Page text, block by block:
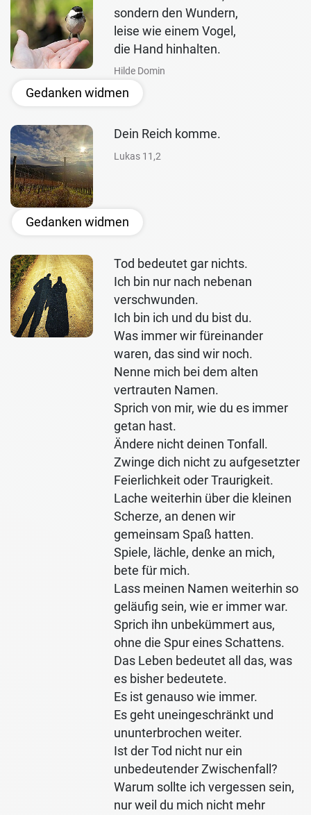
sondern den Wundern,
leise wie einem Vogel,
die Hand hinhalten.
Hilde Domin
Gedanken widmen
Dein Reich komme.
Lukas 11,2
Gedanken widmen
Tod bedeutet gar nichts.
Ich bin nur nach nebenan
verschwunden.
Ich bin ich und du bist du.
Was immer wir füreinander
waren, das sind wir noch.
Nenne mich bei dem alten
vertrauten Namen.
Sprich von mir, wie du es immer
getan hast.
Ändere nicht deinen Tonfall.
Zwinge dich nicht zu aufgesetzter
Feierlichkeit oder Traurigkeit.
Lache weiterhin über die kleinen
Scherze, an denen wir
gemeinsam Spaß hatten.
Spiele, lächle, denke an mich,
bete für mich.
Lass meinen Namen weiterhin so
geläufig sein, wie er immer war.
Sprich ihn unbekümmert aus,
ohne die Spur eines Schattens.
Das Leben bedeutet all das, was
es bisher bedeutete.
Es ist genauso wie immer.
Es geht uneingeschränkt und
ununterbrochen weiter.
Ist der Tod nicht nur ein
unbedeutender Zwischenfall?
Warum sollte ich vergessen sein,
nur weil du mich nicht mehr